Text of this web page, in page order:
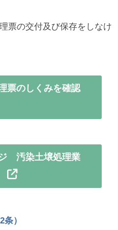
票の交付及び保存をしなけ
票のしくみを確認
汚染土壌処理業
）